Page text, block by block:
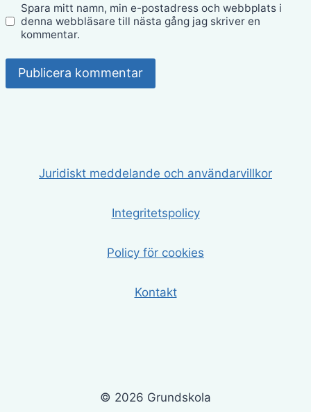
Spara mitt namn, min e-postadress och webbplats i
denna webbläsare till nästa gång jag skriver en
kommentar.
Juridiskt meddelande och användarvillkor
Integritetspolicy
Policy för cookies
Kontakt
© 2026 Grundskola